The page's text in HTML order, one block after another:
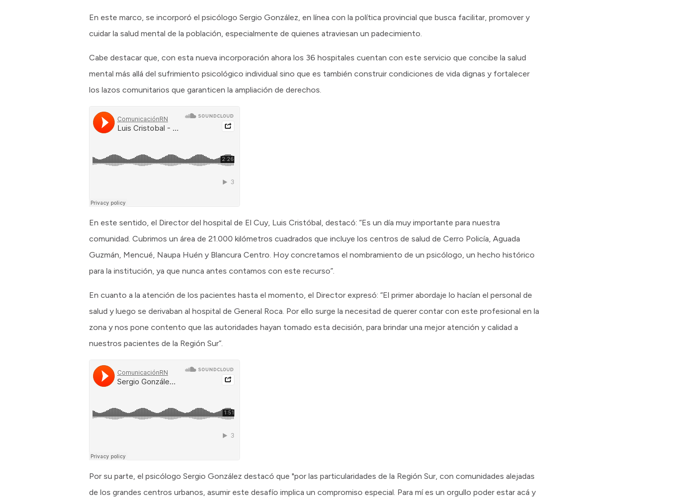
En este marco, se incorporó el psicólogo Sergio González, en línea con la política provincial que busca facilitar, promover y
cuidar la salud mental de la población, especialmente de quienes atraviesan un padecimiento.
Cabe destacar que, con esta nueva incorporación ahora los 36 hospitales cuentan con este servicio que concibe la salud
mental más allá del sufrimiento psicológico individual sino que es también construir condiciones de vida dignas y fortalecer
los lazos comunitarios que garanticen la ampliación de derechos.
En este sentido, el Director del hospital de El Cuy, Luis Cristóbal, destacó: “Es un día muy importante para nuestra
comunidad. Cubrimos un área de 21.000 kilómetros cuadrados que incluye los centros de salud de Cerro Policía, Aguada
Guzmán, Mencué, Naupa Huén y Blancura Centro. Hoy concretamos el nombramiento de un psicólogo, un hecho histórico
para la institución, ya que nunca antes contamos con este recurso”.
En cuanto a la atención de los pacientes hasta el momento, el Director expresó: “El primer abordaje lo hacían el personal de
salud y luego se derivaban al hospital de General Roca. Por ello surge la necesitad de querer contar con este profesional en la
zona y nos pone contento que las autoridades hayan tomado esta decisión, para brindar una mejor atención y calidad a
nuestros pacientes de la Región Sur”.
Por su parte, el psicólogo Sergio González destacó que "por las particularidades de la Región Sur, con comunidades alejadas
de los grandes centros urbanos, asumir este desafío implica un compromiso especial. Para mí es un orgullo poder estar acá y